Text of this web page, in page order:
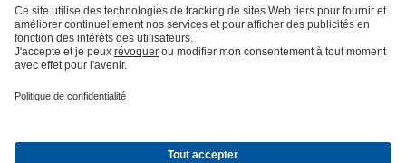
IndustrieBâtimentÉnergie